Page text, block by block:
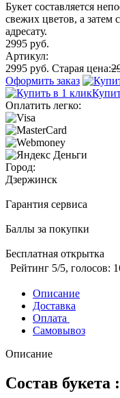
Букет составляется
свежих цветов, а затем
адресату.
2995 руб.
Артикул:
2995 руб. Старая цена:
Оформить заказ
Оплатить легко:
Город:
Дзержинск
Гарантия сервиса
Баллы за покупки
Бесплатная открытка
Рейтинг 5/5, голосов:
Описание
Доставка
Оплата
Самовывоз
Описание
Состав букета :